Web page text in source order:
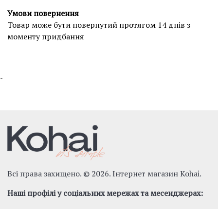
Умови повернення
Товар може бути повернутий протягом 14 днів з
моменту придбання
"
Всі права захищено. © 2026. Інтернет магазин Kohai.
Наші профілі у соціальних мережах та месенджерах: